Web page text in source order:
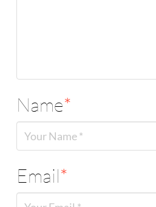
Name*
Email*